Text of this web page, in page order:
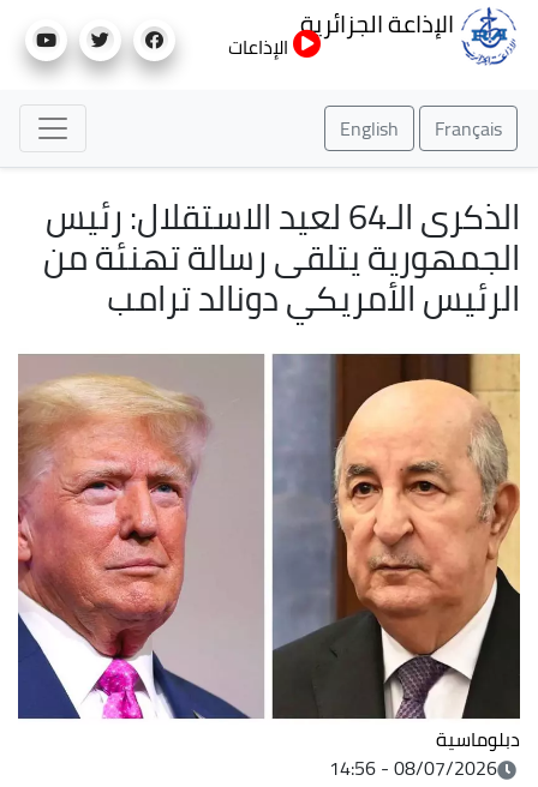
إلى
الإذاعة الجزائرية
الإذاعات
Français
English
الذكرى الـ64 لعيد الاستقلال: رئيس
الجمهورية يتلقى رسالة تهنئة من
الرئيس الأمريكي دونالد ترامب
دبلوماسية
08/07/2026 - 14:56